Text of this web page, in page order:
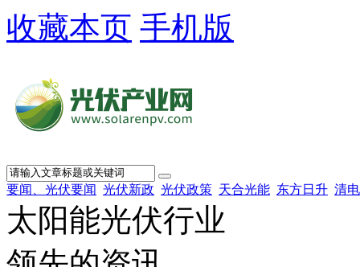
收藏本页 手机版
要闻、光伏要闻 光伏新政 光伏政策 天合光能 东方日升 清
太阳能光伏行业